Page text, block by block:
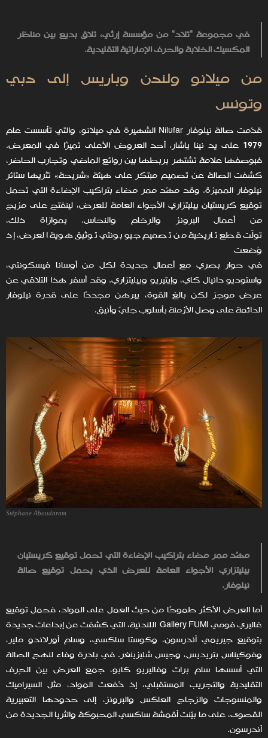
في مجموعة "تلاد" من مؤسسة إرثي، تلاق بديع بين مناظر
المكسيك الخلابة والحرف الإماراتية التقليدية.
من ميلانو ولندن وباريس إلى دبي
وتونس
قدّمت صالة نيلوفار Nilufar الشهيرة في ميلانو، والتي تأسست عام
1979 على يد نينا ياشار، أحد العروض الأعلى تميزًا في المعرض.
فبوصفها علامة تشتهر بربطها بين روائع الماضي وتجارب الحاضر،
كشفت الصالة عن تصميم مبتكر على هيئة «شريحة» تثريها ستائر
نيلوفار المميزة. وقد مهّد ممر مضاء بتراكيب الإضاءة التي تحمل
توقيع كريستيان بيليتزاري الأجواء العامة للعرض، لينفتح على مزيج
من أعمال البرونز والرخام والنحاس. بموازاة ذلك،
تولّت قطع تاريخية من تصميم جيو بونتي توثيق هوية العرض، إذ
وُضعت
في حوار بصري مع أعمال جديدة لكل من أوسانا فيسكونتي،
واستوديو دانيال كاي، وإيتيريو وبيليتزاري. وقد أسفر هذا التلاقي عن
عرض موجز لكن بالغ القوة، يبرهن مجددًا على قدرة نيلوفار
الدائمة على وصل الأزمنة بأسلوب جليّ وأنيق.
Stéphane Aboudaram
مهّد ممر مضاء بتراكيب الإضاءة التي تحمل توقيع كريستيان
بيليتزاري الأجواء العامة للعرض الذي يحمل توقيع صالة
نيلوفار.
أما العرض الأكثر طموحًا من حيث العمل على المواد، فحمل توقيع
غاليري فومي Gallery FUMI اللندنية، التي كشفت عن إبداعات جديدة
بتوقيع جيريمي أندرسون، وكوستا ساكسي، وسام أورلاندو ملير،
وفوكيناس بتريديس، وجيس شليزينغر. في بادرة وفاء لنهج الصالة
التي أسسها سام برات وفاليريو كابو، جمع العرض بين الحِرف
التقليدية والتجريب المستقبلي، إذ دُفعت المواد، مثل السيراميك
والمنسوجات والزجاج العاكس والبرونز، إلى حدودها التعبيرية
القصوى، على ما بيّنت أقمشة ساكسي المحبوكة والثريا الجديدة من
أندرسون.